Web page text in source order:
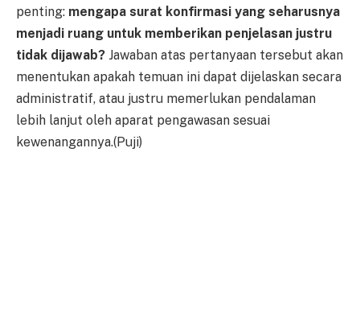
penting: mengapa surat konfirmasi yang seharusnya
menjadi ruang untuk memberikan penjelasan justru
tidak dijawab? Jawaban atas pertanyaan tersebut akan
menentukan apakah temuan ini dapat dijelaskan secara
administratif, atau justru memerlukan pendalaman
lebih lanjut oleh aparat pengawasan sesuai
kewenangannya.(Puji)